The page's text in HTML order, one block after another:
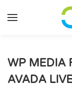
Saltar al
WP MEDIA
AVADA